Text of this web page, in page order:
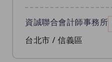
資誠聯合會計師事務所
台北市 / 信義區